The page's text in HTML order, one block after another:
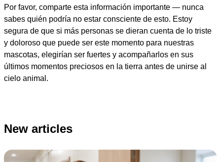
Por favor, comparte esta información importante — nunca
sabes quién podría no estar consciente de esto. Estoy
segura de que si más personas se dieran cuenta de lo triste
y doloroso que puede ser este momento para nuestras
mascotas, elegirían ser fuertes y acompañarlos en sus
últimos momentos preciosos en la tierra antes de unirse al
cielo animal.
New articles